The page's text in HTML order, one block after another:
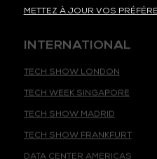
METTEZ À JOUR VOS
TECH WEEK SINGAPORE
TECH SHOW MADRID
TECH SHOW FRANKFURT
DATA CENTER AMERICAS